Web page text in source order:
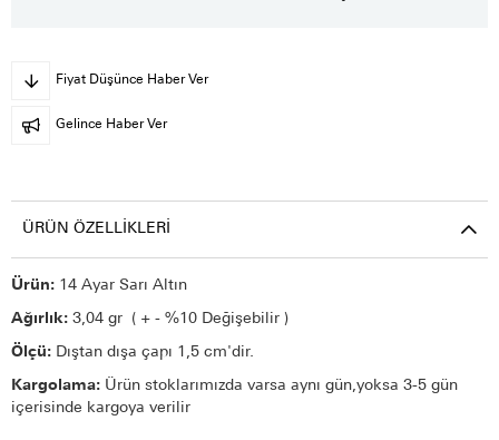
Fiyat Düşünce Haber Ver
Gelince Haber Ver
ÜRÜN ÖZELLIKLERI
Ürün: 14 Ayar Sarı Altın
Ağırlık: 3,04 gr ( + - %10 Değişebilir )
Ölçü: Dıştan dışa çapı 1,5 cm'dir.
Kargolama: Ürün stoklarımızda varsa aynı gün,yoksa 3-5 gün
içerisinde kargoya verilir